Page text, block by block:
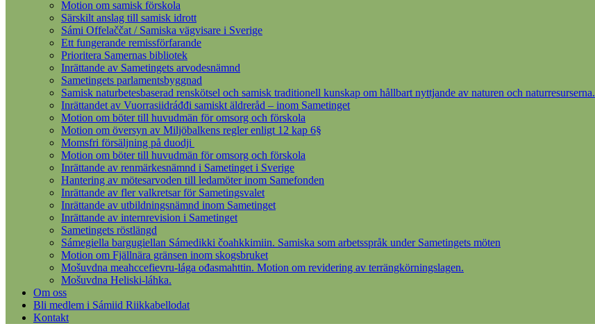
Motion om samisk förskola
Särskilt anslag till samisk idrott
Sámi Offelaččat / Samiska vägvisare i Sverige
Ett fungerande remissförfarande
Prioritera Samernas bibliotek
Inrättande av Sametingets arvodesnämnd
Sametingets parlamentsbyggnad
Samisk naturbetesbaserad renskötsel och samisk traditionell kunskap om hållbart nyttjande av naturen och naturresurserna.
Inrättandet av Vuorrasiidráđđi samiskt äldreråd – inom Sametinget
Motion om böter till huvudmän för omsorg och förskola
Motion om översyn av Miljöbalkens regler enligt 12 kap 6§
Momsfri försäljning på duodji
Motion om böter till huvudmän för omsorg och förskola
Inrättande av renmärkesnämnd i Sametinget i Sverige
Hantering av mötesarvoden till ledamöter inom Samefonden
Inrättande av fler valkretsar för Sametingsvalet
Inrättande av utbildningsnämnd inom Sametinget
Inrättande av internrevision i Sametinget
Sametingets röstlängd
Sámegiella bargugiellan Sámedikki čoahkkimiin. Samiska som arbetsspråk under Sametingets möten
Motion om Fjällnära gränsen inom skogsbruket
Mošuvdna meahccefievru-lága ođasmahttin. Motion om revidering av terrängkörningslagen.
Mošuvdna Heliski-láhka.
Om oss
Bli medlem i Sámiid Riikkabellodat
Kontakt